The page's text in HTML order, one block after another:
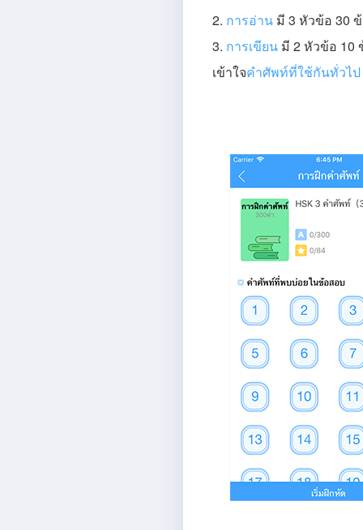
2. การอ่าน มี 3 หัวข้อ 30
3. การเขียน มี 2 หัวข้อ 10
เข้าใจคำศัพท์ที่ใช้กันทั่วไป